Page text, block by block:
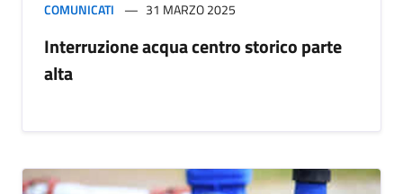
COMUNICATI 31 MARZO 2025
Interruzione acqua centro storico parte
alta